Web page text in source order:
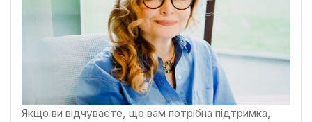
Якщо ви відчуваєте, що вам потрібна підтримка,